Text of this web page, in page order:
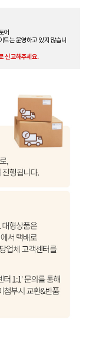
어
트는 운영하고 있지 않습니
신고해주세요.